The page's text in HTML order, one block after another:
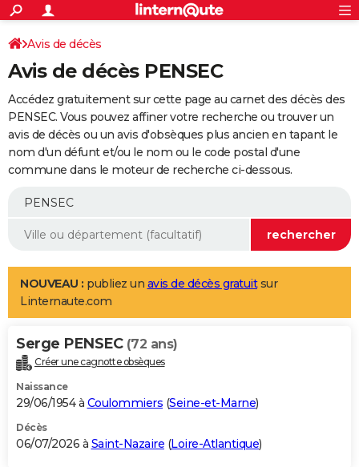
ACTUALITÉS
Politique
Société
Faits Divers
Education
Monde
Villes
+
SPORT
Coupe du monde 2026
Football
Tennis
Cyclisme
Rugby
Forum
Programme TV
TNT
Streaming
Cinéma
Sorties cinéma
Musique
+
FINANCE
Retraite
Epargne
Immobilier
Risques naturels par ville
Banque
Assurance
AUTO
Essais
Réserver un essai
Citadines
Berlines
SUV
Forum auto
+
Mobiles
Meilleur smartphone
Internet
Ordinateurs
Jeux vidéo
Guide high-tech
Aménagement intérieur
LIFESTYLE
Art de vivre
Bien-être
Loisirs
Mode
Modes de vie
Alimentation
Guide de la santé
Maladies
Médicaments
Sommeil
VOYAGE
Destinations
City break
Voyage nature
Voyage de noces
Forum
Climat
+PHOTO
GUIDES D'ACHAT
BONS PLANS
Avis de décès
Avis de décès PENSEC
Accédez gratuitement sur cette page au carnet des décès des
PENSEC. Vous pouvez affiner votre recherche ou trouver un
avis de décès ou un avis d'obsèques plus ancien en tapant le
nom d'un défunt et/ou le nom ou le code postal d'une
commune dans le moteur de recherche ci-dessous.
NOUVEAU : publiez un avis de décès gratuitsur
Linternaute.com
Serge PENSEC (72 ans)
Créer une cagnotte obsèques
Naissance
29/06/1954 à Coulommiers (Seine-et-Marne)
Décès
06/07/2026 à Saint-Nazaire (Loire-Atlantique)